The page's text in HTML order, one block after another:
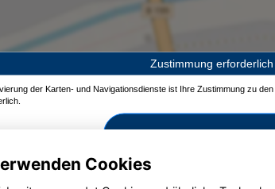
Zustimmung erforderlich
der Karten- und Navigationsdienste ist Ihre Zustimmung zu den
Cookies